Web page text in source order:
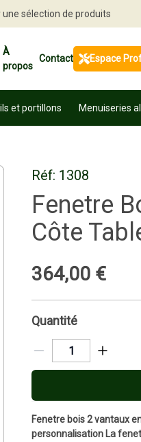
une sélection de produits
À
propos
Contact Espace
et portillons Menuiseries
Réf: 1308
Fenetre
Côte
364,00 €
Quantité
Fenetre bois 2 vantaux
personnalisation La